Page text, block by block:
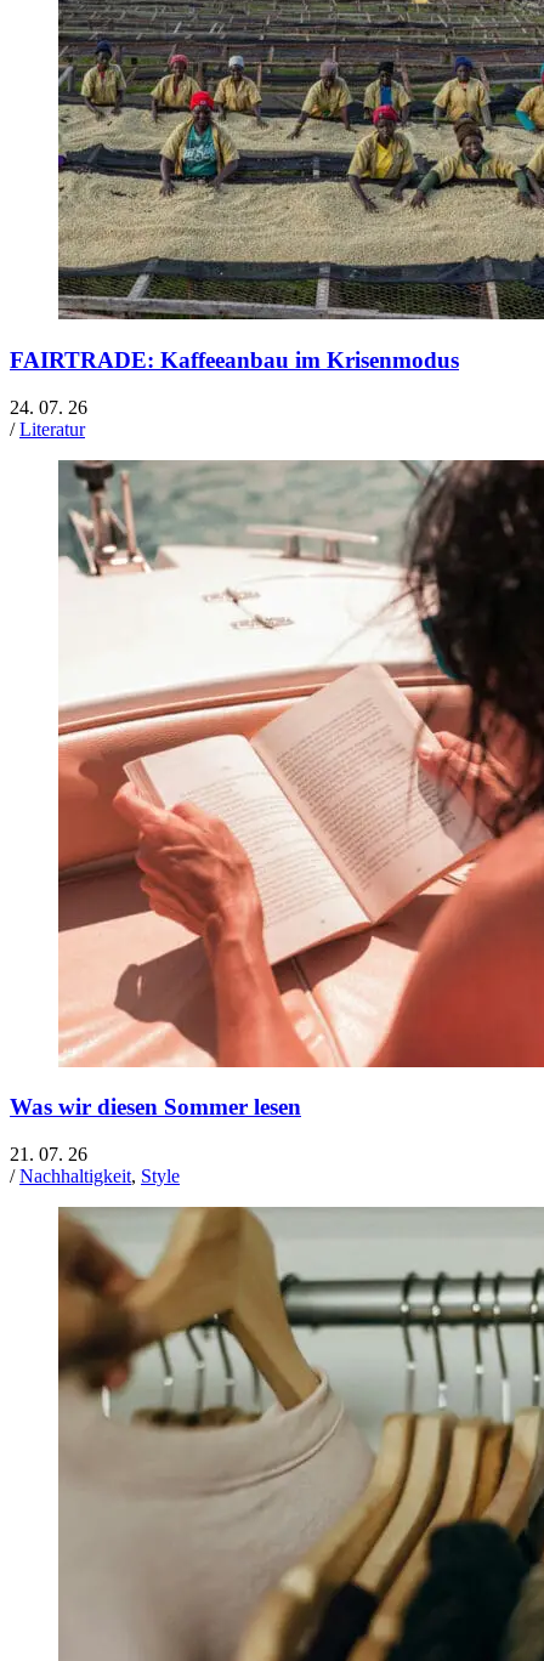
FAIRTRADE: Kaffeeanbau im Krisenmodus
24. 07. 26
/Literatur
Was wir diesen Sommer lesen
21. 07. 26
/Nachhaltigkeit, Style